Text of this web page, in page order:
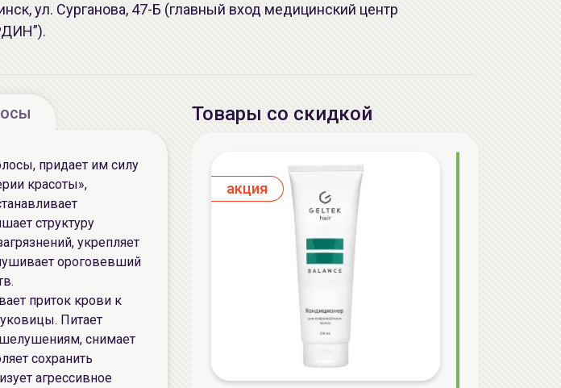
ул. Сурганова, 47-Б (главный вход медицинский центр
придает им силу
красоты»,
структуру
укрепляет
ороговевший
приток крови к
Питает
шелушениям, снимает
сохранить
агрессивное
Товары со скидкой
aкция